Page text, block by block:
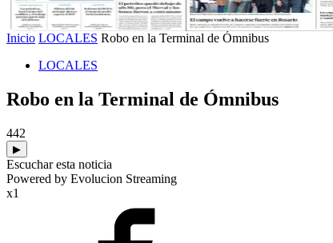
Inicio LOCALES Robo en la Terminal de Ómnibus
LOCALES
Robo en la Terminal de Ómnibus
442
▶
Escuchar esta noticia
Powered by Evolucion Streaming
x1